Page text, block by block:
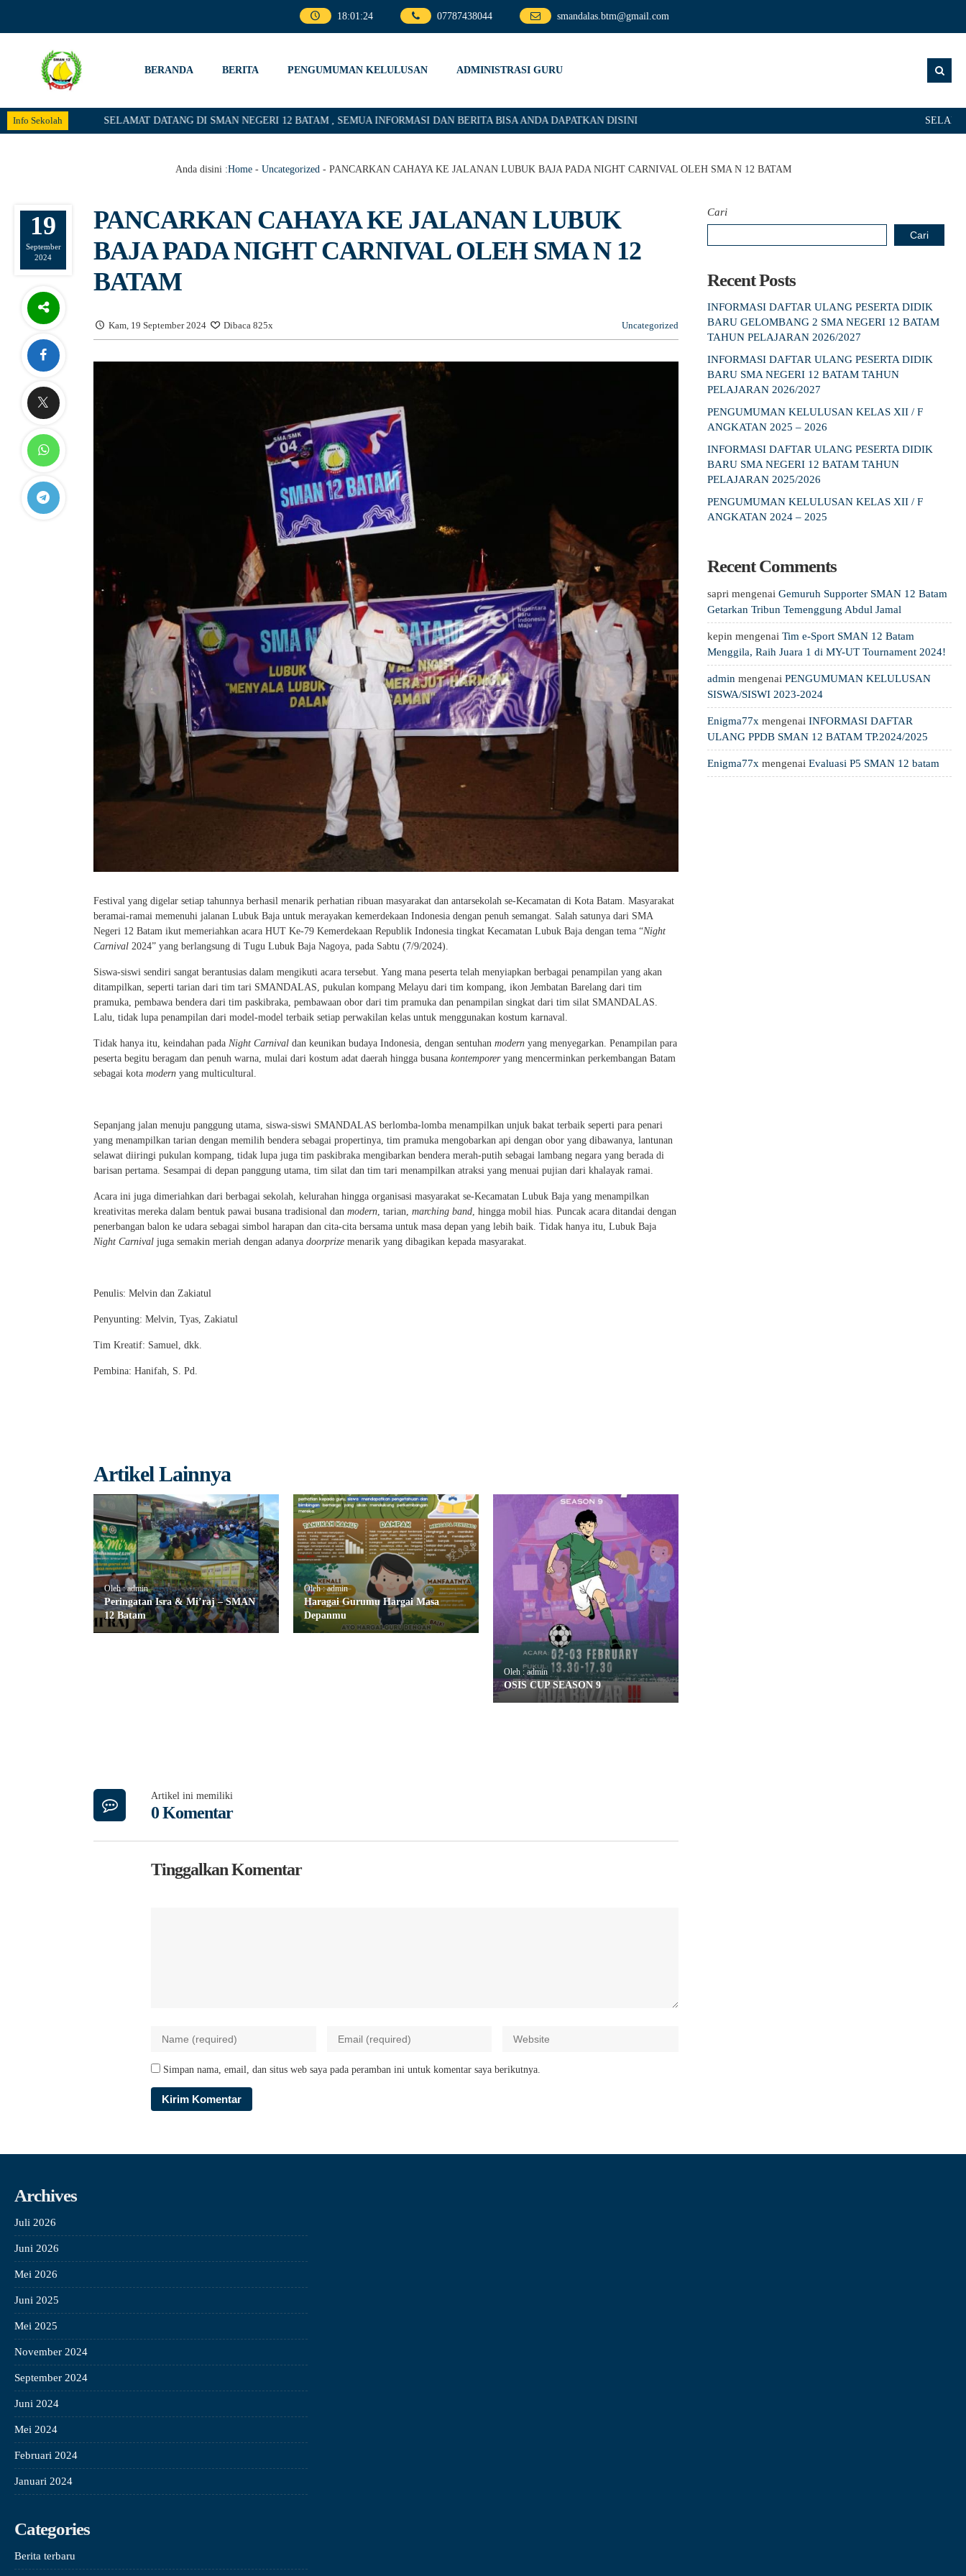
18:01:25 07787438044 smandalas.btm@gmail.com
BERANDA BERITA PENGUMUMAN KELULUSAN ADMINISTRASI GURU
Info Sekolah SELAMAT
SELAMAT DATANG DI SMAN NEGERI 12 BATAM , SEMUA INFORMASI DAN BERITA BISA ANDA DAPATKAN DISINI
Anda disini :Home- Uncategorized- PANCARKAN CAHAYA KE JALANAN LUBUK BAJA PADA NIGHT CARNIVAL OLEH SMA N 12 BATAM
19
September
2024
PANCARKAN CAHAYA KE JALANAN LUBUK
BAJA PADA NIGHT CARNIVAL OLEH SMA N 12
BATAM
Kam, 19 September 2024 Dibaca 825x Uncategorized
Festival yang digelar setiap tahunnya berhasil menarik perhatian ribuan masyarakat dan antarsekolah se-Kecamatan di Kota Batam. Masyarakat
beramai-ramai memenuhi jalanan Lubuk Baja untuk merayakan kemerdekaan Indonesia dengan penuh semangat. Salah satunya dari SMA
Negeri 12 Batam ikut memeriahkan acara HUT Ke-79 Kemerdekaan Republik Indonesia tingkat Kecamatan Lubuk Baja dengan tema “Night
Carnival 2024” yang berlangsung di Tugu Lubuk Baja Nagoya, pada Sabtu (7/9/2024).
Siswa-siswi sendiri sangat berantusias dalam mengikuti acara tersebut. Yang mana peserta telah menyiapkan berbagai penampilan yang akan
ditampilkan, seperti tarian dari tim tari SMANDALAS, pukulan kompang Melayu dari tim kompang, ikon Jembatan Barelang dari tim
pramuka, pembawa bendera dari tim paskibraka, pembawaan obor dari tim pramuka dan penampilan singkat dari tim silat SMANDALAS.
Lalu, tidak lupa penampilan dari model-model terbaik setiap perwakilan kelas untuk menggunakan kostum karnaval.
Tidak hanya itu, keindahan pada Night Carnival dan keunikan budaya Indonesia, dengan sentuhan modern yang menyegarkan. Penampilan para
peserta begitu beragam dan penuh warna, mulai dari kostum adat daerah hingga busana kontemporeryang mencerminkan perkembangan Batam
sebagai kota modern yang multicultural.
Sepanjang jalan menuju panggung utama, siswa-siswi SMANDALAS berlomba-lomba menampilkan unjuk bakat terbaik seperti para penari
yang menampilkan tarian dengan memilih bendera sebagai propertinya, tim pramuka mengobarkan api dengan obor yang dibawanya, lantunan
selawat diiringi pukulan kompang, tidak lupa juga tim paskibraka mengibarkan bendera merah-putih sebagai lambang negara yang berada di
barisan pertama. Sesampai di depan panggung utama, tim silat dan tim tari menampilkan atraksi yang menuai pujian dari khalayak ramai.
Acara ini juga dimeriahkan dari berbagai sekolah, kelurahan hingga organisasi masyarakat se-Kecamatan Lubuk Baja yang menampilkan
kreativitas mereka dalam bentuk pawai busana tradisional dan modern , tarian, marching band , hingga mobil hias. Puncak acara ditandai dengan
penerbangan balon ke udara sebagai simbol harapan dan cita-cita bersama untuk masa depan yang lebih baik. Tidak hanya itu, Lubuk Baja
Night Carnival juga semakin meriah dengan adanya doorprize menarik yang dibagikan kepada masyarakat.
Penulis: Melvin dan Zakiatul
Penyunting: Melvin, Tyas, Zakiatul
Tim Kreatif: Samuel, dkk.
Pembina: Hanifah, S. Pd.
Artikel Lainnya
Oleh : admin
Peringatan Isra & Mi’raj – SMAN
12 Batam
Oleh : admin
Haragai Gurumu Hargai Masa
Depanmu
Oleh : admin
OSIS CUP SEASON 9
Artikel ini memiliki
0 Komentar
Tinggalkan Komentar
Simpan nama, email, dan situs web saya pada peramban ini untuk komentar saya berikutnya.
Cari
Cari
Recent Posts
INFORMASI DAFTAR ULANG PESERTA DIDIK
BARU GELOMBANG 2 SMA NEGERI 12 BATAM
TAHUN PELAJARAN 2026/2027
INFORMASI DAFTAR ULANG PESERTA DIDIK
BARU SMA NEGERI 12 BATAM TAHUN
PELAJARAN 2026/2027
PENGUMUMAN KELULUSAN KELAS XII / F
ANGKATAN 2025 – 2026
INFORMASI DAFTAR ULANG PESERTA DIDIK
BARU SMA NEGERI 12 BATAM TAHUN
PELAJARAN 2025/2026
PENGUMUMAN KELULUSAN KELAS XII / F
ANGKATAN 2024 – 2025
Recent Comments
sapri mengenai Gemuruh Supporter SMAN 12 Batam
Getarkan Tribun Temenggung Abdul Jamal
kepin mengenai Tim e-Sport SMAN 12 Batam
Menggila, Raih Juara 1 di MY-UT Tournament 2024!
admin mengenai PENGUMUMAN KELULUSAN
SISWA/SISWI 2023-2024
Enigma77x mengenai INFORMASI DAFTAR
ULANG PPDB SMAN 12 BATAM TP.2024/2025
Enigma77x mengenai Evaluasi P5 SMAN 12 batam
Archives
Juli 2026
Juni 2026
Mei 2026
Juni 2025
Mei 2025
November 2024
September 2024
Juni 2024
Mei 2024
Februari 2024
Januari 2024
Categories
Berita terbaru